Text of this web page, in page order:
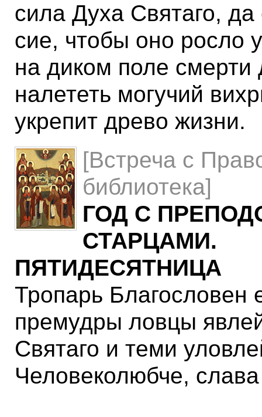
сила Духа Святаго, да
сие, чтобы оно росло
на диком поле
налететь могучий
укрепит древо жизни.
[Встреча с
библиотека]
ГОД С
СТАРЦАМИ.
ПЯТИДЕСЯТНИЦА
Тропарь
премудры ловцы
Святаго и теми
Человеколюбче,